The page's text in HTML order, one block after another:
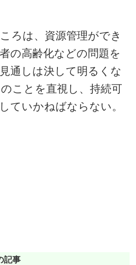
ろは、資源管理ができ
の高齢化などの問題を
通しは決して明るくな
ことを直視し、持続可
ていかねばならない。
記事